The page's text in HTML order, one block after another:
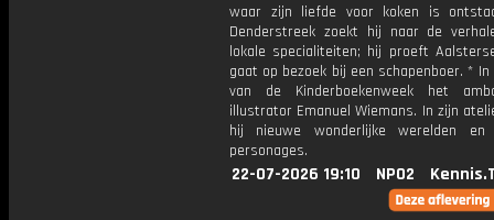
waar zijn liefde voor koken is
Denderstreek zoekt hij naar de
lokale specialiteiten; hij proeft
gaat op bezoek bij een schapenboer. *
van de Kinderboekenweek het
illustrator Emanuel Wiemans. In zijn
hij nieuwe wonderlijke werelden en
personages.
22-07-2026 19:10 NPO2